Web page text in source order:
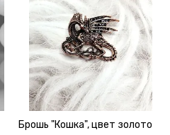
Брошь "Кошка", цвет золото